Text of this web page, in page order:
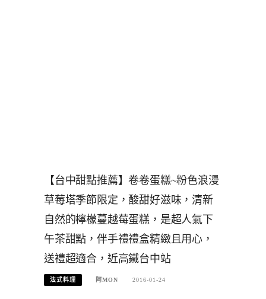
【台中甜點推薦】卷卷蛋糕~粉色浪漫
草莓塔季節限定，酸甜好滋味，清新
自然的檸檬蔓越莓蛋糕，是超人氣下
午茶甜點，伴手禮禮盒精緻且用心，
送禮超適合，近高鐵台中站
法式料理 阿MON 2016-01-24